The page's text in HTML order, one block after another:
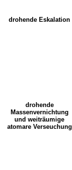
drohende Eskalation
drohende
Massenvernichtung
und weiträumige
atomare Verseuchung